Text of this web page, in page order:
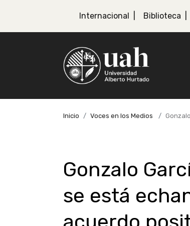
Internacional Biblioteca
Inicio Voces en los Medios
Gonzalo
se está